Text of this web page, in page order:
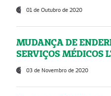
01 de Outubro de 2020
MUDANÇA DE
SERVIÇOS MÉDICOS
03 de Novembro de 2020